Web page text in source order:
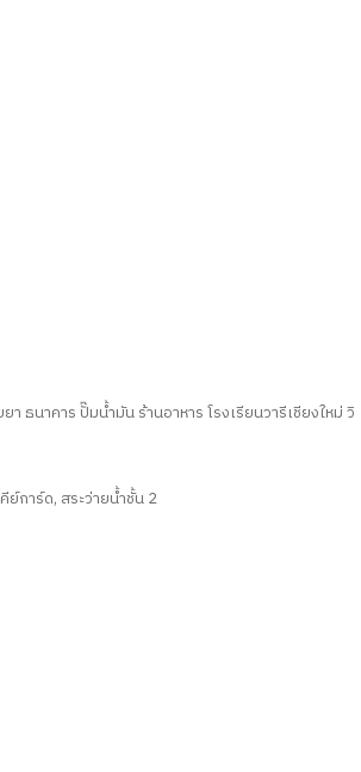
ธนาคาร ปั๊มน้ำมัน ร้านอาหาร โรงเรียนวารีเชียงใหม่ วิ
การ์ด, สระว่ายน้ำชั้น 2